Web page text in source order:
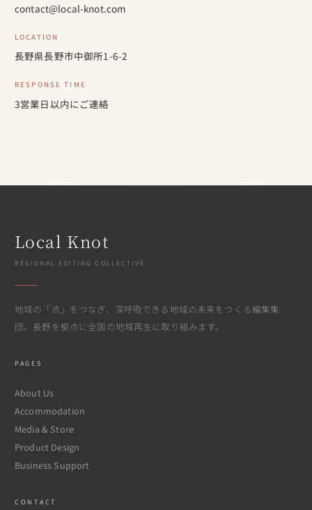
contact@local-knot.com
LOCATION
長野県長野市中御所1-6-2
RESPONSE TIME
3営業日以内にご連絡
Local Knot
REGIONAL EDITING COLLECTIVE
地域の「点」をつなぎ、深呼吸できる地域の未来をつくる編集集
団。長野を拠点に全国の地域再生に取り組みます。
PAGES
About Us
Accommodation
Media & Store
Product Design
Business Support
CONTACT